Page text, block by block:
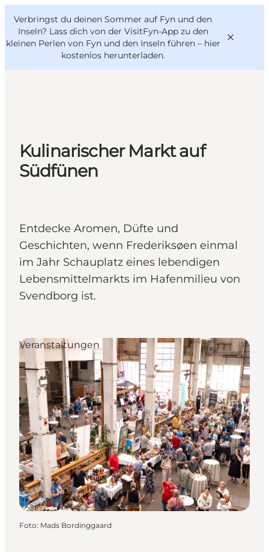
Verbringst du deinen Sommer auf Fyn und den
Inseln? Lass dich von der VisitFyn-App zu den
kleinen Perlen von Fyn und den Inseln führen – hier
kostenlos herunterladen.
Outdoor & bike
Essen & trinken
Übernachtung
VisitFyn
Deutsch
Kulinarischer Markt auf
Südfünen
Entdecke Aromen, Düfte und
Geschichten, wenn Frederiksøen einmal
im Jahr Schauplatz eines lebendigen
Lebensmittelmarkts im Hafenmilieu von
Svendborg ist.
Veranstaltungen
Foto: Mads Bordinggaard